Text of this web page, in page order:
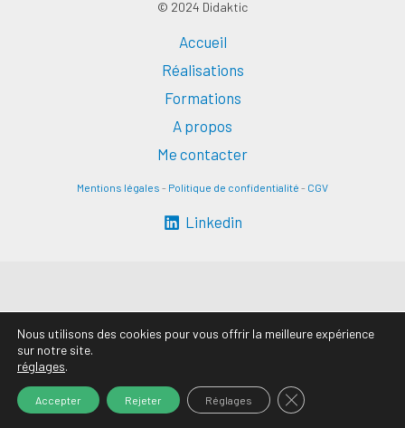
© 2024 Didaktic
Accueil
Réalisations
Formations
A propos
Me contacter
Mentions légales - Politique de confidentialité - CGV
Linkedin
Nous utilisons des cookies pour vous offrir la meilleure expérience
sur notre site.
réglages.
Accepter Rejeter Réglages FERMER LA